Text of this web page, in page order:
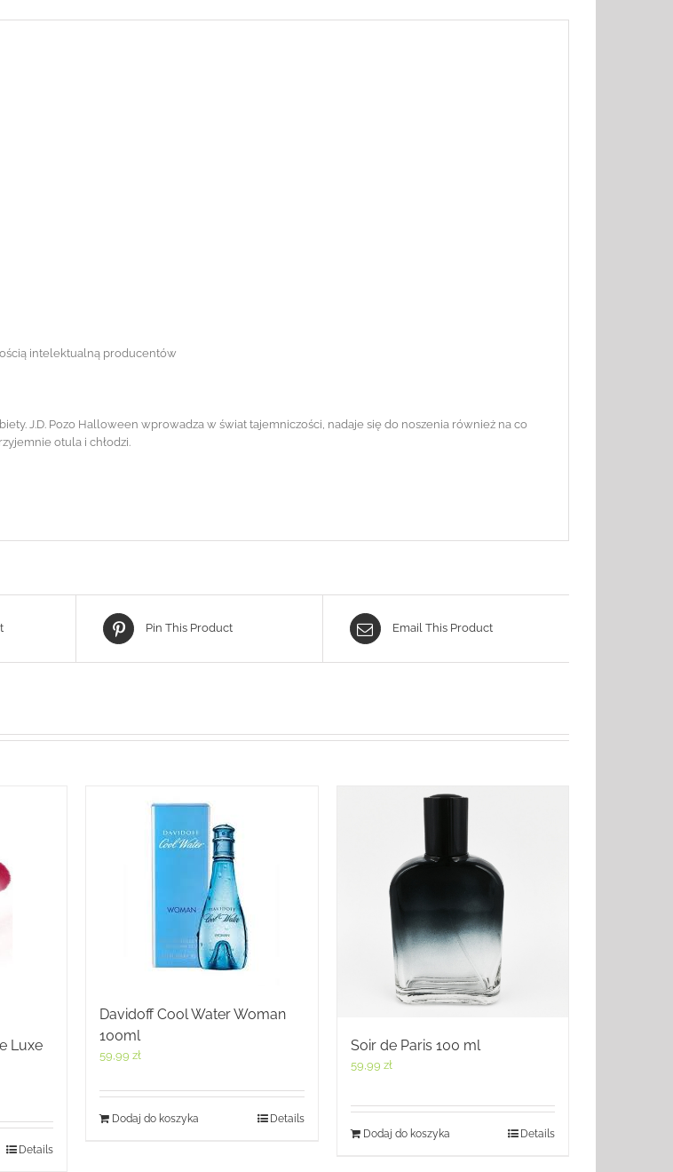
intelektualną producentów
J.D. Pozo Halloween wprowadza w świat tajemniczości, nadaje się do noszenia również na co
otula i chłodzi.
Pin This Product Email This Product
Luxe
Details
Davidoff Cool Water Woman
100ml
59,99 zł
Dodaj do koszyka Details
Soir de Paris 100 ml
59,99 zł
Dodaj do koszyka Details